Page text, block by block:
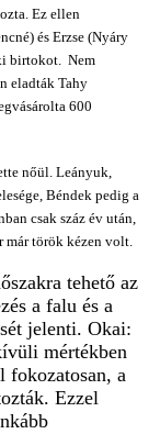
Ez ellen
és Erzse (Nyáry
birtokot. Nem
eladták Tahy
vásárolta 600
nőül. Leányuk,
Béndek pedig a
csak száz év után,
már török kézen volt.
tehető az
a falu és a
jelenti. Okai:
mértékben
fokozatosan, a
Ezzel